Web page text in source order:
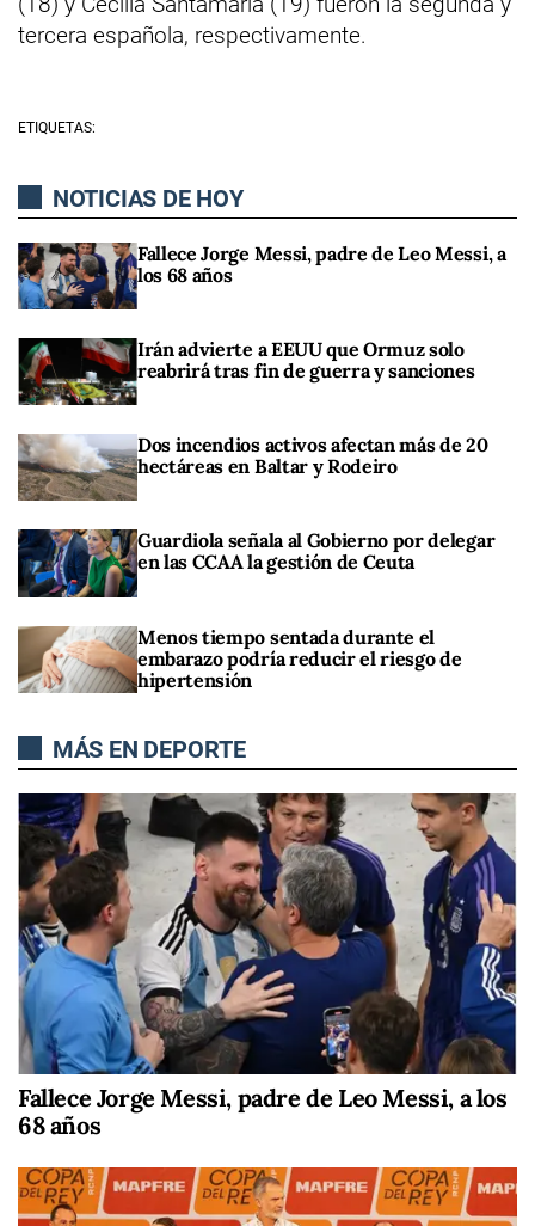
tercera española, respectivamente.
ETIQUETAS:
NOTICIAS DE HOY
Fallece Jorge Messi, padre de Leo Messi, a
los 68 años
Irán advierte a EEUU que Ormuz solo
reabrirá tras fin de guerra y sanciones
Dos incendios activos afectan más de 20
hectáreas en Baltar y Rodeiro
Guardiola señala al Gobierno por delegar
en las CCAA la gestión de Ceuta
Menos tiempo sentada durante el
embarazo podría reducir el riesgo de
hipertensión
MÁS EN DEPORTE
Fallece Jorge Messi, padre de Leo Messi, a los
68 años